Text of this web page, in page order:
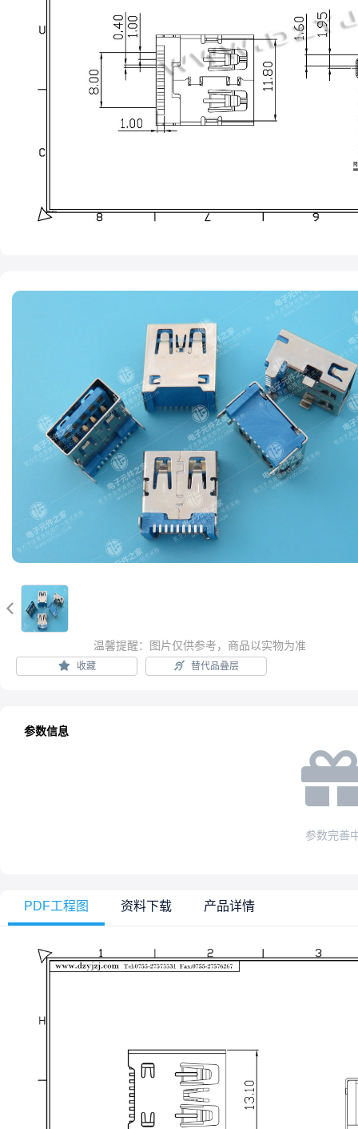

温馨提醒：图片仅供参考，商品以实物为准
收藏 替代品叠层
参数信息
参数完善
PDF工程图 资料下载 产品详情